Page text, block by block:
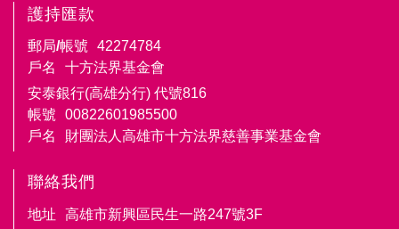
護持匯款
郵局/帳號
42274784
戶名
十方法界基金會
安泰銀行(高雄分行) 代號816
帳號
00822601985500
戶名
財團法人高雄市十方法界慈善事業基金會
聯絡我們
地址 高雄市新興區民生一路247號3F